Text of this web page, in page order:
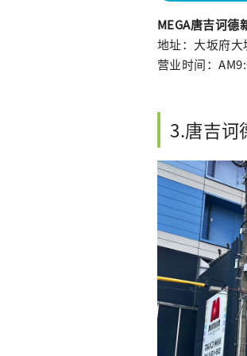
MEGA唐吉诃德
地址：大坂府
营业时间：
3.唐吉诃